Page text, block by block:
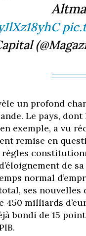
un profond
Le pays,
exemple, a vu
remise en
règles
de
normal
ses
450 milliards
bondi de 15